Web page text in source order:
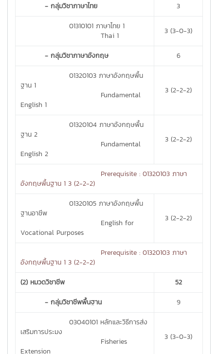
- กลุ่มวิชาภาษาไทย
3
01310101 ภาษาไทย 1
Thai 1
3 (3-0-3)
- กลุ่มวิชาภาษาอังกฤษ
6
01320103 ภาษาอังกฤษพื้น
ฐาน 1
Fundamental
English 1
3 (2-2-2)
01320104 ภาษาอังกฤษพื้น
ฐาน 2
Fundamental
English 2
3 (2-2-2)
Prerequisite : 01320103 ภาษา
อังกฤษพื้นฐาน 1 3 (2-2-2)
01320105 ภาษาอังกฤษพื้น
ฐานอาชีพ
English for
Vocational Purposes
3 (2-2-2)
Prerequisite : 01320103 ภาษา
อังกฤษพื้นฐาน 1 3 (2-2-2)
(2) หมวดวิชาชีพ
52
- กลุ่มวิชาชีพพื้นฐาน
9
03040101 หลักและวิธีการส่ง
เสริมการประมง
Fisheries
Extension
3 (3-0-3)